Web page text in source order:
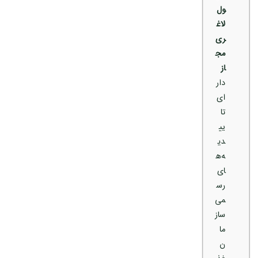
ول
لاغ
ری
مج
از
دار
ای
تا
یی
دی
ه‌ه
ای
رس
می
ساز
ما
ن